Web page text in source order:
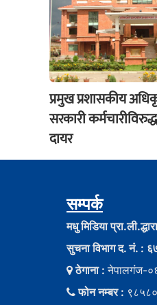
प्रमुख प्रशासकीय
सरकारी कर्मचारीविरुद्ध
दायर
सम्पर्क
मधु मिडिया
सुचना विभाग द. नं. :
ठेगाना :नेपालगंज-
फोन नम्बर :